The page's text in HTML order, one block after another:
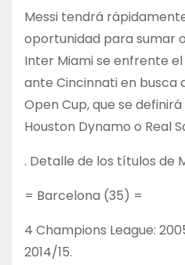
Messi tendrá
oportunidad para sumar
Inter Miami se enfrente
ante Cincinnati en busca
Open Cup, que se
Houston Dynamo o Real
. Detalle de los títulos de
= Barcelona (35) =
4 Champions League:
2014/15.